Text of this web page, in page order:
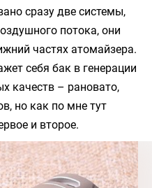
сразу две системы,
потока, они
частях атомайзера.
себя бак в генерации
качеств – рановато,
но как по мне тут
и второе.